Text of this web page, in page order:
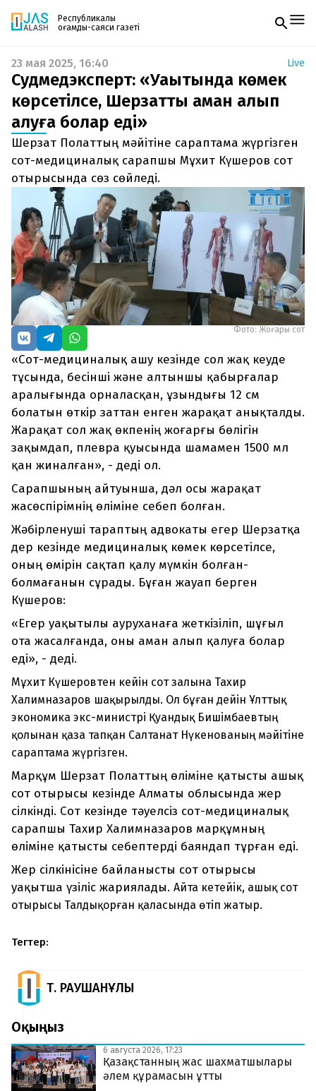
Республикалық
қоғамдық-саяси газеті
Жаңалықтар
Спорт
Live
Руханият
Аймақ
Архив
Заң және тәртіп
Редакциямен байланыс
+7 708 604 51 06
Жарнама бөлімі
+7 701 220 64 52
Пошта
zhasalash100@gmail.com
Газетке жазылу
PDF форматтағы газетті ай сайын электронды
поштаңызға алып отырыңыз. Жаңа нөмір
шыққан сәтте сізге бірден жіберіледі. Тек email
енгізіңіз, біз қалғанын өзіміз жібереміз.
23 мая 2025, 16:40 Live
Судмедэксперт: «Уақытында көмек
көрсетілсе, Шерзатты аман алып
қалуға болар еді»
Шерзат Полаттың мәйітіне сараптама жүргізген
сот-медициналық сарапшы Мұхит Күшеров сот
отырысында сөз сөйледі.
Фото: Жоғары сот
«Сот-медициналық ашу кезінде сол жақ кеуде
тұсында, бесінші және алтыншы қабырғалар
аралығында орналасқан, ұзындығы 12 см
болатын өткір заттан енген жарақат анықталды.
Жарақат сол жақ өкпенің жоғарғы бөлігін
зақымдап, плевра қуысында шамамен 1500 мл
қан жиналған», - деді ол.
Сарапшының айтуынша, дәл осы жарақат
жасөспірімнің өліміне себеп болған.
Жәбірленуші тараптың адвокаты егер Шерзатқа
дер кезінде медициналық көмек көрсетілсе,
оның өмірін сақтап қалу мүмкін болған-
болмағанын сұрады. Бұған жауап берген
Күшеров:
«Егер уақытылы ауруханаға жеткізіліп, шұғыл
ота жасалғанда, оны аман алып қалуға болар
еді», - деді.
Мұхит Күшеровтен кейін сот залына Тахир
Халимназаров шақырылды. Ол бұған дейін Ұлттық
экономика экс-министрі Қуандық Бишімбаевтың
қолынан қаза тапқан Салтанат Нүкенованың мәйітіне
сараптама жүргізген.
Марқұм Шерзат Полаттың өліміне қатысты ашық
сот отырысы кезінде Алматы облысында жер
сілкінді. Сот кезінде тәуелсіз сот-медициналық
сарапшы Тахир Халимназаров марқұмның
өліміне қатысты себептерді баяндап тұрған еді.
Жер сілкінісіне байланысты сот отырысы
уақытша үзіліс жариялады. Айта кетейік, ашық сот
отырысы Талдықорған қаласында өтіп жатыр.
Тегтер:
Т. РАУШАНҰЛЫ
Оқыңыз
6 августа 2026, 17:23
Қазақстанның жас шахматшылары
әлем құрамасын ұтты